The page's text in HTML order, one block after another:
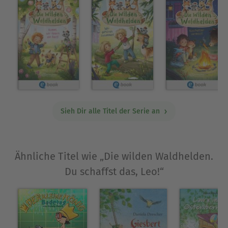
Ausblenden
Sieh Dir alle Titel der Serie an
Ähnliche Titel wie „Die wilden Waldhelden.
Du schaffst das, Leo!“